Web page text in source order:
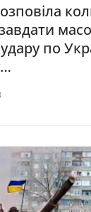
по